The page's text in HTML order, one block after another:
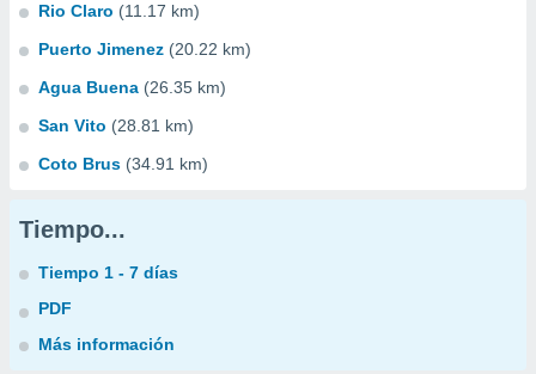
Rio Claro (11.17 km)
Puerto Jimenez (20.22 km)
Agua Buena (26.35 km)
San Vito (28.81 km)
Coto Brus (34.91 km)
Tiempo...
Tiempo 1 - 7 días
PDF
Más información